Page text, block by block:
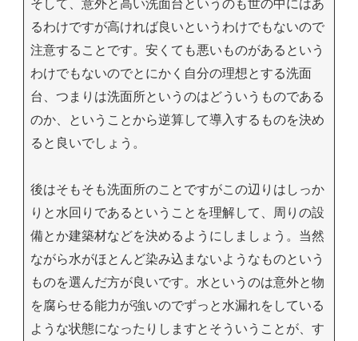
るわけですが高ければ良いというわけでもないので
注意することです。安くても悪いものがあるという
わけでもないのでとにかく自分の理想とする洗面
台、つまりは洗面所というのはどういうものである
のか、ということから逆算して導入するものを決め
ると良いでしょう。
後はそもそも洗面所のことですがこの辺りはしっか
りと水回りであるということを理解して、周りの設
備とか建築材などを決めるようにしましょう。当然
ながら水がほとんど染み込まないようなものという
ものを選んだ方が良いです。水というのは意外と物
を腐らせる能力が強いのでずっと水漏れをしている
ような状態になったりしますとそういうことが、す